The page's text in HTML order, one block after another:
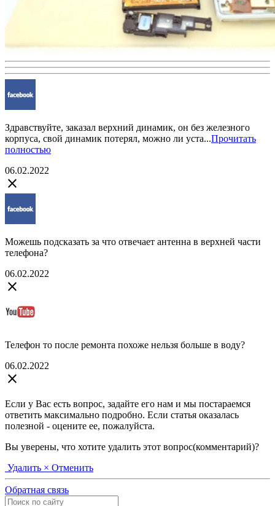
Здравствуйте, заказал верхний динамик, он без железного
корпуса, свой динамик потерял, можно ли уста...Прочитать
полностью
06.02.2022
close
Можешь подсказать за что отвечает антенна в верхней части
телефона?
06.02.2022
close
Телефон то после ремонта похоже нельзя больше в воду?
06.02.2022
close
Если у Вас есть вопрос, задайте его нам и мы постараемся
ответить максимально подробно. Если статья оказалась
полезной - оцените ее, пожалуйста.
Вы уверены, что хотите удалить этот вопрос(комментарий)?
Удалить × Отменить
Обратная связь